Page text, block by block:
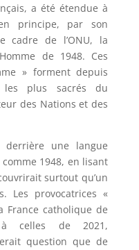
a été étendue à
principe, par son
cadre de l’ONU, la
de 1948. Ces
» forment depuis
les plus sacrés du
des Nations et des
une langue
1948, en lisant
surtout qu’un
Les provocatrices «
France catholique de
à celles de 2021,
question que de